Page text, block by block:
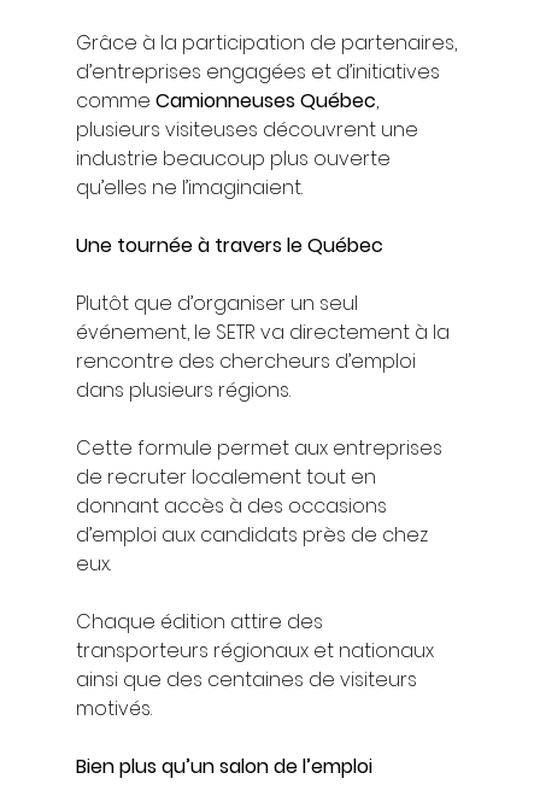
Grâce à la participation de partenaires,
d’entreprises engagées et d’initiatives
comme Camionneuses Québec,
plusieurs visiteuses découvrent une
industrie beaucoup plus ouverte
qu’elles ne l’imaginaient.
Une tournée à travers le Québec
Plutôt que d’organiser un seul
événement, le SETR va directement à la
rencontre des chercheurs d’emploi
dans plusieurs régions.
Cette formule permet aux entreprises
de recruter localement tout en
donnant accès à des occasions
d’emploi aux candidats près de chez
eux.
Chaque édition attire des
transporteurs régionaux et nationaux
ainsi que des centaines de visiteurs
motivés.
Bien plus qu’un salon de l’emploi